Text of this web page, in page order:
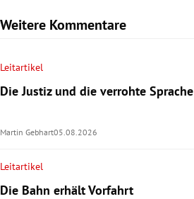
Weitere Kommentare
Leitartikel
Die Justiz und die verrohte Sprache
Martin Gebhart05.08.2026
Leitartikel
Die Bahn erhält Vorfahrt